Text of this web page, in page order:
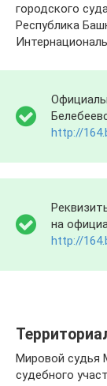
городского
Республика
http://
на
http://
Мировой судья
судебного